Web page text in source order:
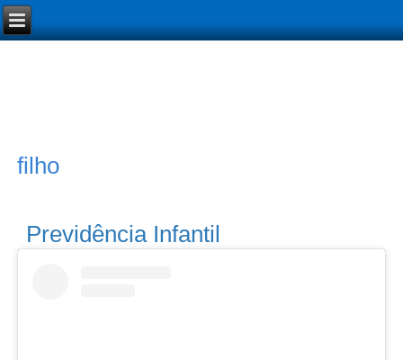
filho
Previdência Infantil